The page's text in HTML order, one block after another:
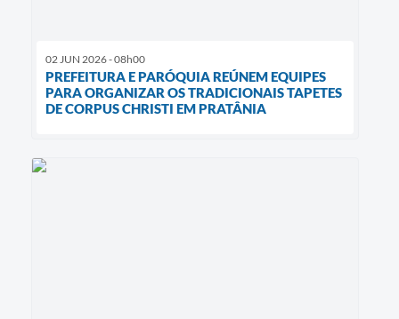
02 JUN 2026 - 08h00
PREFEITURA E PARÓQUIA REÚNEM EQUIPES
PARA ORGANIZAR OS TRADICIONAIS TAPETES
DE CORPUS CHRISTI EM PRATÂNIA